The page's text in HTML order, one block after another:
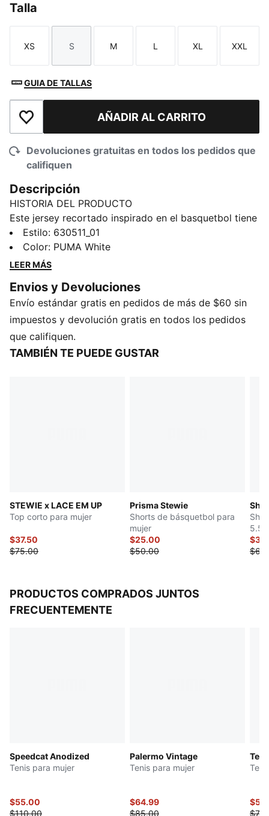
Talla
Talla
XS
Talla
S
Talla
M
Talla
L
Talla
XL
Talla
XXL
GUIA DE TALLAS
Añadir a la lista de deseosAÑADIR AL CARRITO
Devoluciones gratuitas en todos los pedidos que
califiquen
Descripción
HISTORIA DEL PRODUCTO
Este jersey recortado inspirado en el basquetbol tiene
gráficos coloridos y la marca basquetbol de PUMA.
Diseñado para quienes les gusta destacar, es perfecto
para mostrar tu amor por el juego.
Producto fabricado con material 100% reciclado, a
excepción de ribetes y decoraciones.
DETALLES
Ajuste sobredimensionado
Material principal: malla
Estilo: 630511_01
Color: PUMA White
LEER MÁS
Envios y Devoluciones
Envío estándar gratis en pedidos de más de $60 sin
impuestos y devolución gratis en todos los pedidos
que califiquen.
TAMBIÉN TE PUEDE GUSTAR
STEWIE x LACE EM UP
Top corto para mujer
$37.50
$75.00
Prisma Stewie
Shorts de básquetbol para
mujer
$25.00
$50.00
5.5"
PRODUCTOS COMPRADOS JUNTOS
FRECUENTEMENTE
Speedcat Anodized
Tenis para mujer
$55.00
$110.00
Palermo Vintage
Tenis para mujer
$64.99
$85.00